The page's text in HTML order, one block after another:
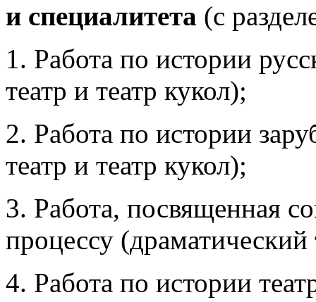
и специалитета (с
1. Работа по истории
театр и театр кукол);
2. Работа по истории
театр и театр кукол);
3. Работа, посвященная
процессу (драматический
4. Работа по истории